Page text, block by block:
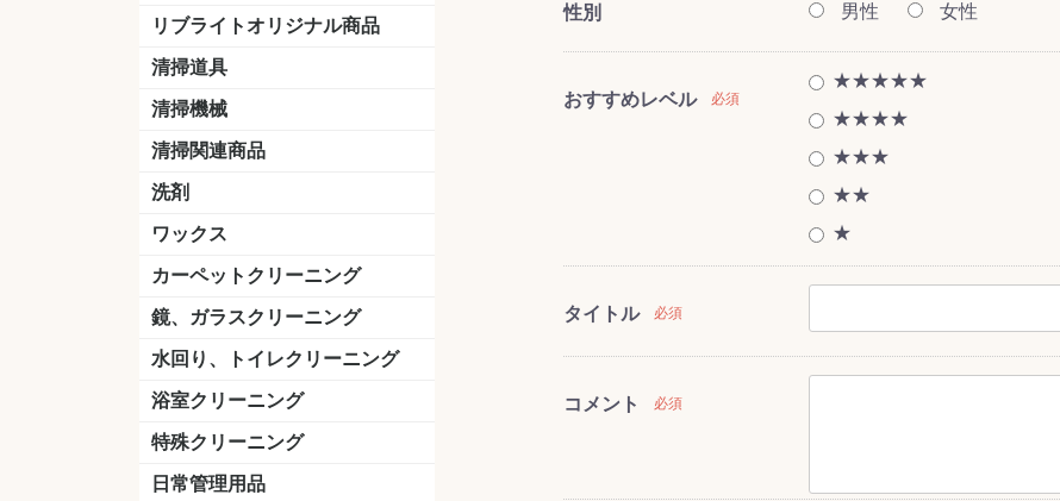
クオリティ
ニイタカ
シーバイエス 樹脂ワックス(一般製品)
ドライメンテナンス用樹
水性・半樹脂製品
ニュートラ フロアケアシ
天然石材用・テラゾー・
コンクリート用
木床用ワックス
床用クリーナー
植物油用クリーナー
鉱物油用クリーナー
リンレイ
ペンギンワックス 水性・半樹脂製品
ドライメンテナンス用樹
クリーナー製品
横浜油脂工業
ミッケル化学（旧：スイショウ
ユシロ化学
コニシ
つやげん
ダイカ商事
スリーエムジャパン
山崎産業
テラモト
セイワ
エトレー
ラバーメイド
ジャパックス
日本サニパック
ケルヒャー
マキタ
ショーワグローブ
花王
サラヤ
アルボース
コスケム
ミヤキ
紺商
信徳ポミー
リブライトオリジナル商品
LLオレンジクリーナー
LL油脂専用クリーナー
LLワックスモップ
LL-21
マーベラスiL
清掃道具
ほうき
ちりとり
モップ及び関連品 ワンタッチ式モップ
水切りドライヤー
その他アタッチメント
モップ
ハードフロア用ダストモップ
テラモト
その他
清掃機械
掃除機
高圧洗浄機
吸水機
カーペット用マシン
送風機
ポリッシャー
ポリッシャー・自動床洗浄機用
掃除機用紙パック
その他
清掃関連商品
ダストカート
台車
移動式バレット
脚立
モップハンガー
サインボード
光沢計
カーペット汚染度計
洗剤
床用表面洗浄剤
ハクリ剤
厨房用
工場用
石材用
サビ用
木材用
タイル用
外壁用
壁面用
手あか用
病院用
除菌用
ワックス
樹脂ワックス
半樹脂ワックス
フローリング用
病院用ワックス
中性ワックス
石材用
木床用
その他
カーペットクリーニング
洗剤
ブラシ
パット
その他
鏡、ガラスクリーニング
ガラスワイパー
シャンパー(ウオッシャー)
ガラススクイジー
ケレン
ツールホルダー
洗剤 うろこ取り
天井・高所作業
水回り、トイレクリーニング
洗剤
尿石除去剤
水アカ除去剤
排水管つまり除去剤
消臭・防臭剤
道具
浴室クリーニング
洗剤
道具
特殊クリーニング
石材
エアコン
外壁
その他
日常管理用品
性別 男性 女性
おすすめレベル 必須
★★★★★
★★★★
★★★
★★
★
タイトル 必須
コメント 必須